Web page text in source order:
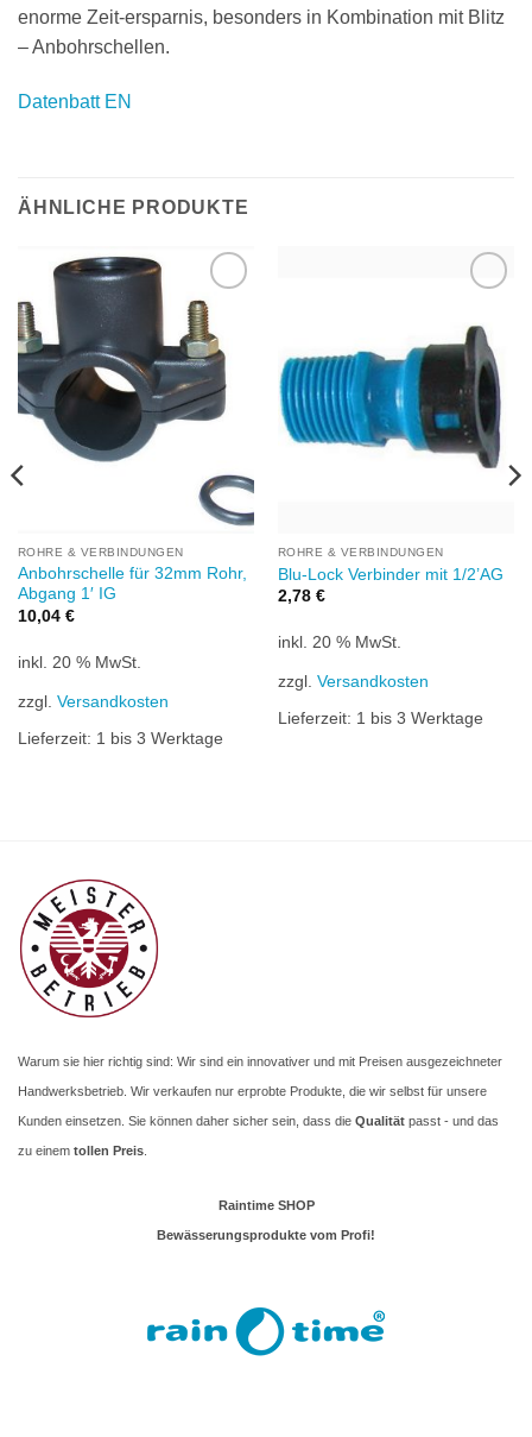
enorme Zeit-ersparnis, besonders in Kombination mit Blitz
– Anbohrschellen.
Datenbatt EN
ÄHNLICHE PRODUKTE
Zu
Wunschliste
hinzufügen
ROHRE & VERBINDUNGEN
Anbohrschelle für 32mm Rohr,
Abgang 1′ IG
10,04 €
inkl. 20 % MwSt.
zzgl. Versandkosten
Lieferzeit: 1 bis 3 Werktage
hinzufügen
ROHRE & VERBINDUNGEN
Blu-Lock Verbinder mit 1/2’AG
2,78 €
inkl. 20 % MwSt.
zzgl. Versandkosten
Lieferzeit: 1 bis 3 Werktage
Warum sie hier richtig sind: Wir sind ein innovativer und mit Preisen ausgezeichneter
Handwerksbetrieb. Wir verkaufen nur erprobte Produkte, die wir selbst für unsere
Kunden einsetzen. Sie können daher sicher sein, dass die Qualität passt - und das
zu einem tollen Preis
Raintime SHOP
Bewässerungsprodukte vom Profi!